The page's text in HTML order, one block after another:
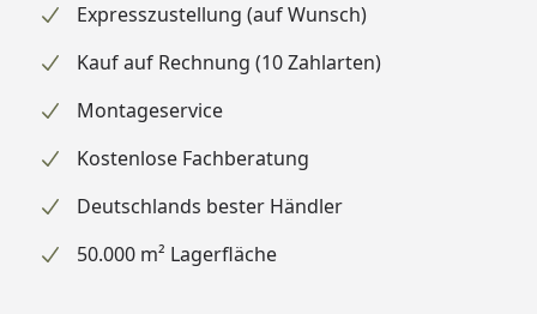
Expresszustellung (auf Wunsch)
Kauf auf Rechnung (10 Zahlarten)
Montageservice
Kostenlose Fachberatung
Deutschlands bester Händler
50.000 m² Lagerfläche